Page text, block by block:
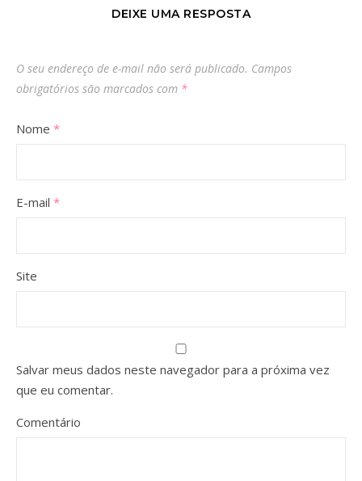
DEIXE UMA RESPOSTA
O seu endereço de e-mail não será publicado. Campos
obrigatórios são marcados com *
Nome *
E-mail *
Site
Salvar meus dados neste navegador para a próxima vez
que eu comentar.
Comentário